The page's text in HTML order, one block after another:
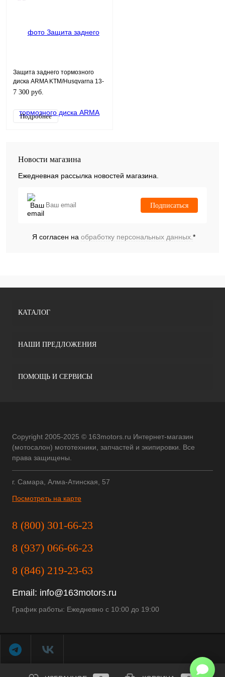
Защита заднего тормозного
диска ARMA KTM/Husqvarna 13-
23г
7 300 руб.
Подробнее
Новости магазина
Ежедневная рассылка новостей магазина.
Подписаться
Я согласен на обработку персональных данных.*
КАТАЛОГ
НАШИ ПРЕДЛОЖЕНИЯ
ПОМОЩЬ И СЕРВИСЫ
Copyright 2005-2025 © 163motors.ru Интернет-магазин
(мотосалон) мототехники, запчастей и экипировки. Все
права защищены.
г. Самара, Алма-Атинская, 57
Посмотреть на карте
8 (800) 301-66-23
8 (937) 066-66-23
8 (846) 219-23-63
Email: info@163motors.ru
График работы: Ежедневно с 10:00 до 19:00